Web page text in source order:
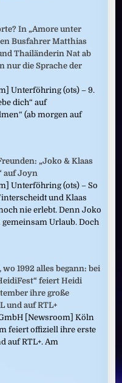
In „Amore unter
Busfahrer Matthias
Thailänderin Nat ab
nur die Sprache der
Unterföhring (ots) – 9.
dich“ auf
(ab morgen auf
„Joko & Klaas
auf Joyn
Unterföhring (ots) – So
und Klaas
nie erlebt. Denn Joko
gemeinsam Urlaub. Doch
1992 alles begann: bei
feiert Heidi
ihre große
und auf RTL+
[Newsroom] Köln
feiert offiziell ihre erste
auf RTL+. Am